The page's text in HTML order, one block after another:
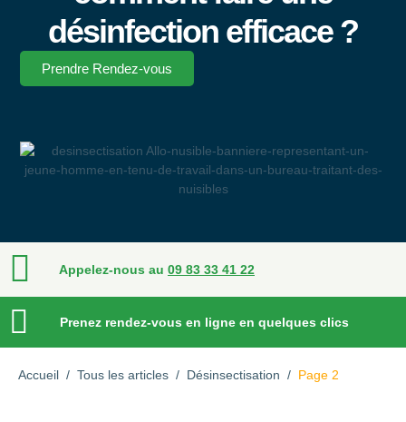
désinfection efficace ?
Prendre Rendez-vous
Appelez-nous au 09 83 33 41 22
Prenez rendez-vous en ligne en quelques clics
Accueil / Tous les articles / Désinsectisation / Page 2